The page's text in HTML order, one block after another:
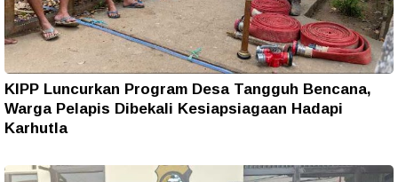
KIPP Luncurkan Program Desa Tangguh Bencana,
Warga Pelapis Dibekali Kesiapsiagaan Hadapi
Karhutla